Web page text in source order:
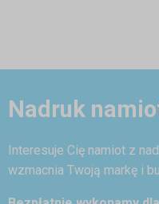
Nadruk
Interesuje Cię namiot z
wzmacnia Twoją markę i